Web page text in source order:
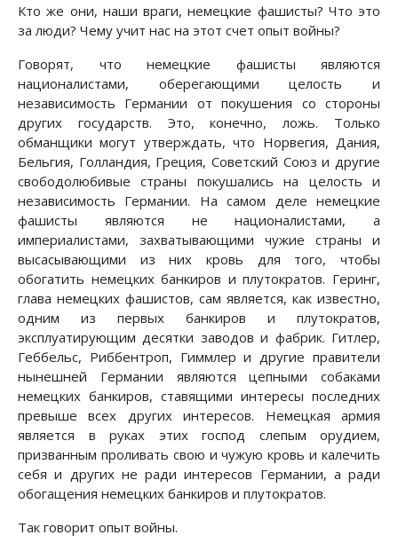
Кто же они, наши враги, немецкие фашисты? Что это
за люди? Чему учит нас на этот счет опыт войны?
Говорят, что немецкие фашисты являются
националистами, оберегающими целость и
независимость Германии от покушения со стороны
других государств. Это, конечно, ложь. Только
обманщики могут утверждать, что Норвегия, Дания,
Бельгия, Голландия, Греция, Советский Союз и другие
свободолюбивые страны покушались на целость и
независимость Германии. На самом деле немецкие
фашисты являются не националистами, а
империалистами, захватывающими чужие страны и
высасывающими из них кровь для того, чтобы
обогатить немецких банкиров и плутократов. Геринг,
глава немецких фашистов, сам является, как известно,
одним из первых банкиров и плутократов,
эксплуатирующим десятки заводов и фабрик. Гитлер,
Геббельс, Риббентроп, Гиммлер и другие правители
нынешней Германии являются цепными собаками
немецких банкиров, ставящими интересы последних
превыше всех других интересов. Немецкая армия
является в руках этих господ слепым орудием,
призванным проливать свою и чужую кровь и калечить
себя и других не ради интересов Германии, а ради
обогащения немецких банкиров и плутократов.
Так говорит опыт войны.